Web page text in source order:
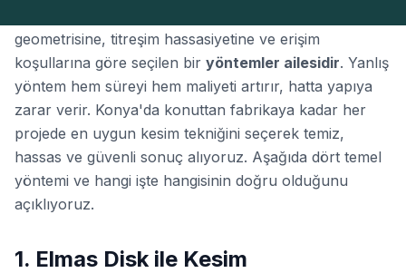
geometrisine, titreşim hassasiyetine ve erişim
koşullarına göre seçilen bir yöntemler ailesidir. Yanlış
yöntem hem süreyi hem maliyeti artırır, hatta yapıya
zarar verir. Konya'da konuttan fabrikaya kadar her
projede en uygun kesim tekniğini seçerek temiz,
hassas ve güvenli sonuç alıyoruz. Aşağıda dört temel
yöntemi ve hangi işte hangisinin doğru olduğunu
açıklıyoruz.
1. Elmas Disk ile Kesim